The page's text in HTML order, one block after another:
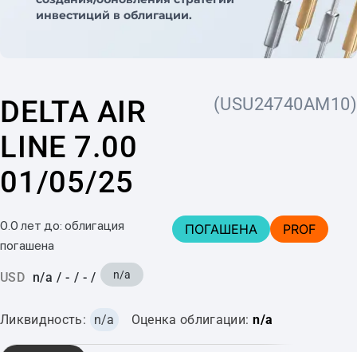
инвестиций в облигации.
DELTA AIR
LINE 7.00
01/05/25
(USU24740AM10)
0.0 лет до: облигация
погашена
ПОГАШЕНА PROF
USD n/a / - / - / n/a
Ликвидность: n/a Оценка облигации: n/a